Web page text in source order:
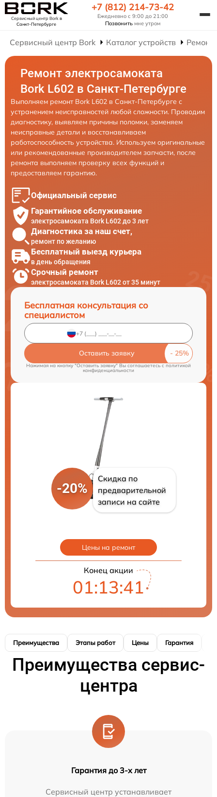
Сервисный центр Borkв
Санкт-Петербурге
+7 (812) 214-73-42
Ежедневно с 9:00 до 21:00
Позвонить мне утром
Сервисный центр Bork Каталог устройств Ремонт
Ремонт электросамоката
Bork L602 в Санкт-Петербурге
Выполняем ремонт Bork L602 в Санкт-Петербурге с
устранением неисправностей любой сложности. Проводим
диагностику, выявляем причины поломки, заменяем
неисправные детали и восстанавливаем
работоспособность устройства. Используем оригинальные
или рекомендованные производителем запчасти, после
ремонта выполняем проверку всех функций и
предоставляем гарантию.
Официальный сервис
Гарантийное обслуживание
электросамоката Bork L602 до 3 лет
Диагностика за наш счет,
ремонт по желанию
Бесплатный выезд курьера
в день обращения
Срочный ремонт
электросамоката Bork L602 от 35 минут
Бесплатная консультация со
специалистом
Оставить заявку
Нажимая на кнопку "Оставить заявку" Вы соглашаетесь cполитикой
конфиденциальности
-20%
Скидка по
предварительной
записи на сайте
Цены на ремонт
Конец акции
01:13:40
Преимущества Этапы работ Цены Гарантия
Преимущества сервис-
центра
Гарантия до 3-х лет
Сервисный центр устанавливает